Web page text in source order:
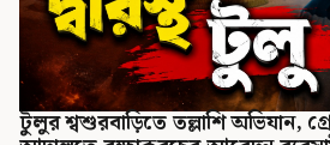
টুলুর শ্বশুরবাড়িতে তল্লাশি অভিযান,